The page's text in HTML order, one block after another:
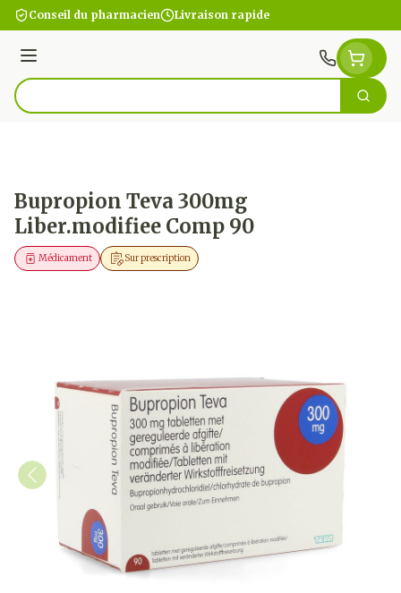
Aller au contenu
Conseil du pharmacien Livraison rapide
Menu
Rechercher
Bupropion Teva 300mg
Liber.modifiee Comp 90
Sur prescription
Médicament